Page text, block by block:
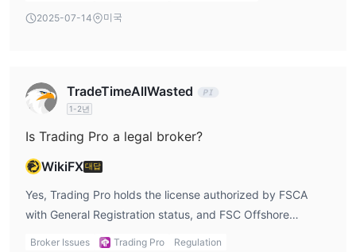
2025-07-14 미국
TradeTimeAllWasted
1-2년
Is Trading Pro a legal broker?
WikiFX대답
Yes, Trading Pro holds the license authorized by FSCA
with General Registration status, and FSC Offshore
Regulated Trading Pro. But the regulatory strength is not
Broker Issues Trading Pro Regulation